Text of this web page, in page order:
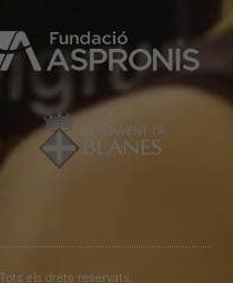
els drets reservats.